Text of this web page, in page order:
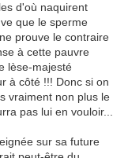
d'où naquirent
que le sperme
prouve le contraire
à cette pauvre
lèse-majesté
à côté !!! Donc si on
vraiment non plus le
pas lui en vouloir...
sur sa future